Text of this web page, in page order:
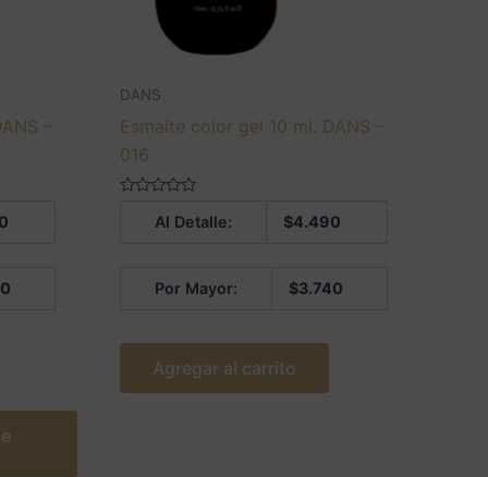
–
DANS
Esmalte color gel 10 ml. DANS –
016
Al Detalle: $4.490
Por Mayor: $3.740
Agregar al carrito